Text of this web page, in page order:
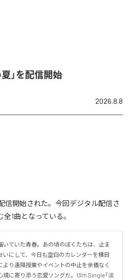
夏」を配信開始
2026.8.8
配信開始された。今回デジタル配信さ
全1曲となっている。
ていた青春。あの頃のぼくたちは、止ま
いにして、今日も空白のカレンダーを横目
り遠隔授業やイベントの中止を余儀なく
に寄り添う恋愛ソングだ。13th Single「淡